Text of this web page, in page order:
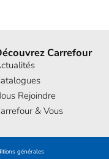
Carrefour
Rejoindre
& Vous
générales